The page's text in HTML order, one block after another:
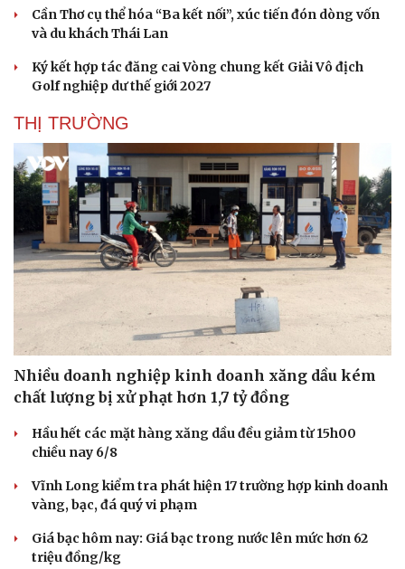
Sức khỏe
Dinh dưỡng - món ngon
Cây thuốc
Sản phụ khoa
Nam khoa
Làm đẹp - giảm cân
Phòng mạch online
Ăn sạch sống khỏe
Đời sống
Blog
Tình yêu - Gia đình
Cần Thơ cụ thể hóa “Ba kết nối”, xúc tiến đón dòng vốn
và du khách Thái Lan
Ký kết hợp tác đăng cai Vòng chung kết Giải Vô địch
Golf nghiệp dư thế giới 2027
THỊ TRƯỜNG
Nhiều doanh nghiệp kinh doanh xăng dầu kém
chất lượng bị xử phạt hơn 1,7 tỷ đồng
Hầu hết các mặt hàng xăng dầu đều giảm từ 15h00
chiều nay 6/8
Vĩnh Long kiểm tra phát hiện 17 trường hợp kinh doanh
vàng, bạc, đá quý vi phạm
Giá bạc hôm nay: Giá bạc trong nước lên mức hơn 62
triệu đồng/kg